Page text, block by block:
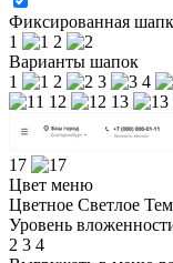
Фиксированная
1
2
Варианты шапок
1
2 3 4
12
13
17
Цвет меню
Цветное Светлое
Уровень
2 3 4